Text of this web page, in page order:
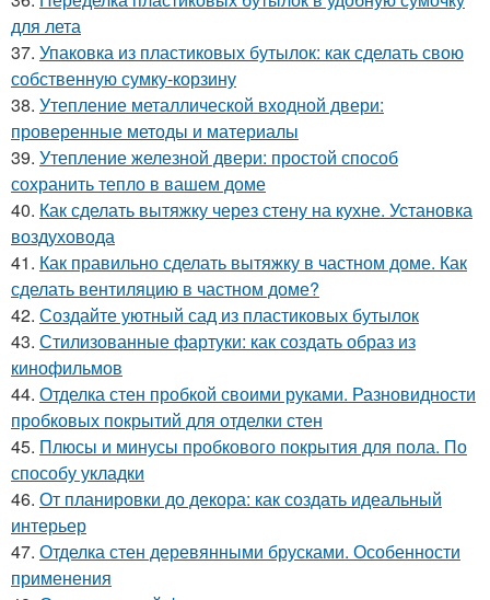
для лета
37. Упаковка из пластиковых бутылок: как сделать свою
собственную сумку-корзину
38. Утепление металлической входной двери:
проверенные методы и материалы
39. Утепление железной двери: простой способ
сохранить тепло в вашем доме
40. Как сделать вытяжку через стену на кухне. Установка
воздуховода
41. Как правильно сделать вытяжку в частном доме. Как
сделать вентиляцию в частном доме?
42. Создайте уютный сад из пластиковых бутылок
43. Стилизованные фартуки: как создать образ из
кинофильмов
44. Отделка стен пробкой своими руками. Разновидности
пробковых покрытий для отделки стен
45. Плюсы и минусы пробкового покрытия для пола. По
способу укладки
46. От планировки до декора: как создать идеальный
интерьер
47. Отделка стен деревянными брусками. Особенности
применения